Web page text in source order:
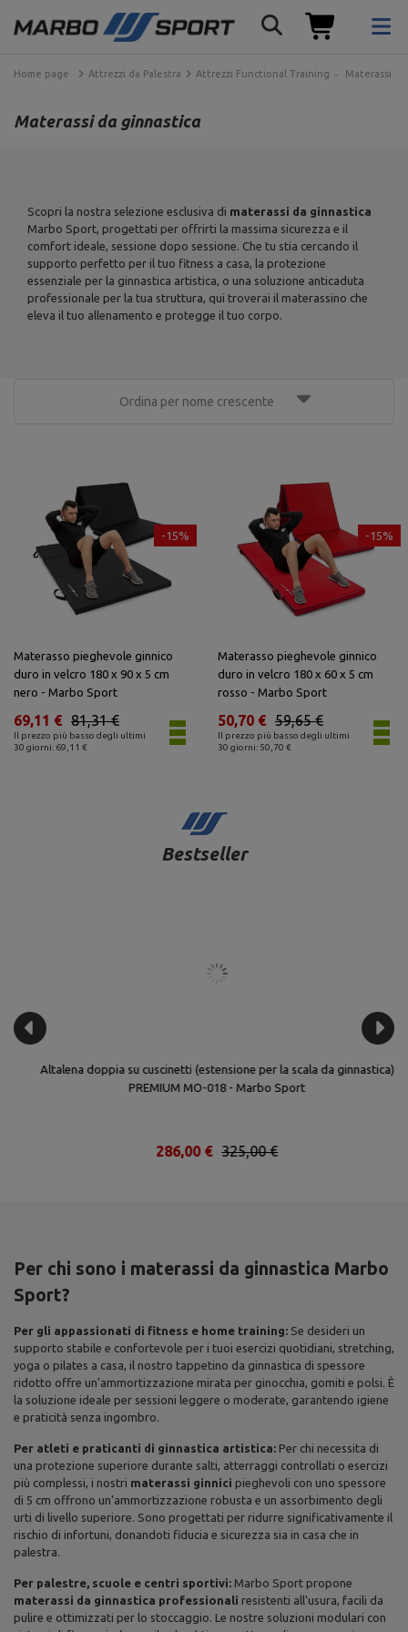
Home page Attrezzi da Palestra Attrezzi Functional Training Materassi
Materassi da ginnastica
Scopri la nostra selezione esclusiva di materassi da ginnastica
Marbo Sport, progettati per offrirti la massima sicurezza e il
comfort ideale, sessione dopo sessione. Che tu stia cercando il
supporto perfetto per il tuo fitness a casa, la protezione
essenziale per la ginnastica artistica, o una soluzione anticaduta
professionale per la tua struttura, qui troverai il materassino che
eleva il tuo allenamento e protegge il tuo corpo.
Ordina per nome crescente
-15%
Materasso pieghevole ginnico
duro in velcro 180 x 90 x 5 cm
nero - Marbo Sport
Il prezzo più basso degli ultimi
30 giorni: 69,11 €
81,31 €
69,11 €
-15%
Materasso pieghevole ginnico
duro in velcro 180 x 60 x 5 cm
rosso - Marbo Sport
Il prezzo più basso degli ultimi
30 giorni: 50,70 €
59,65 €
50,70 €
Bestseller
Altalena doppia su cuscinetti (estensione per la scala da ginnastica)
PREMIUM MO-018 - Marbo Sport
325,00 €
286,00 €
Per chi sono i materassi da ginnastica Marbo
Sport?
Per gli appassionati di fitness e home training: Se desideri un
supporto stabile e confortevole per i tuoi esercizi quotidiani, stretching,
yoga o pilates a casa, il nostro tappetino da ginnastica di spessore
ridotto offre un'ammortizzazione mirata per ginocchia, gomiti e polsi. È
la soluzione ideale per sessioni leggere o moderate, garantendo igiene
e praticità senza ingombro.
Per atleti e praticanti di ginnastica artistica: Per chi necessita di
una protezione superiore durante salti, atterraggi controllati o esercizi
più complessi, i nostri materassi ginnici pieghevoli con uno spessore
di 5 cm offrono un'ammortizzazione robusta e un assorbimento degli
urti di livello superiore. Sono progettati per ridurre significativamente il
rischio di infortuni, donandoti fiducia e sicurezza sia in casa che in
palestra.
Per palestre, scuole e centri sportivi: Marbo Sport propone
materassi da ginnastica professionali resistenti all'usura, facili da
pulire e ottimizzati per lo stoccaggio. Le nostre soluzioni modulari con